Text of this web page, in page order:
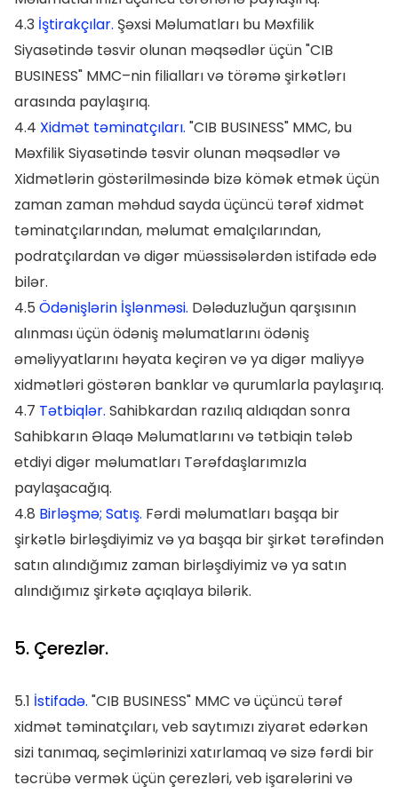
4.3 İştirakçılar. Şəxsi Məlumatları bu Məxfilik
Siyasətində təsvir olunan məqsədlər üçün "CIB
BUSINESS" MMC–nin filialları və törəmə şirkətlərı
arasında paylaşırıq.
4.4 Xidmət təminatçıları. "CIB BUSINESS" MMC, bu
Məxfilik Siyasətində təsvir olunan məqsədlər və
Xidmətlərin göstərilməsində bizə kömək etmək üçün
zaman zaman məhdud sayda üçüncü tərəf xidmət
təminatçılarından, məlumat emalçılarından,
podratçılardan və digər müəssisələrdən istifadə edə
bilər.
4.5 Ödənişlərin İşlənməsi. Dələduzluğun qarşısının
alınması üçün ödəniş məlumatlarını ödəniş
əməliyyatlarını həyata keçirən və ya digər maliyyə
xidmətləri göstərən banklar və qurumlarla paylaşırıq.
4.7 Tətbiqlər. Sahibkardan razılıq aldıqdan sonra
Sahibkarın Əlaqə Məlumatlarını və tətbiqin tələb
etdiyi digər məlumatları Tərəfdaşlarımızla
paylaşacağıq.
4.8 Birləşmə; Satış. Fərdi məlumatları başqa bir
şirkətlə birləşdiyimiz və ya başqa bir şirkət tərəfindən
satın alındığımız zaman birləşdiyimiz və ya satın
alındığımız şirkətə açıqlaya bilərik.
5. Çerezlər.
5.1 İstifadə. "CIB BUSINESS" MMC və üçüncü tərəf
xidmət təminatçıları, veb saytımızı ziyarət edərkən
sizi tanımaq, seçimlərinizi xatırlamaq və sizə fərdi bir
təcrübə vermək üçün çerezləri, veb işarələrini və